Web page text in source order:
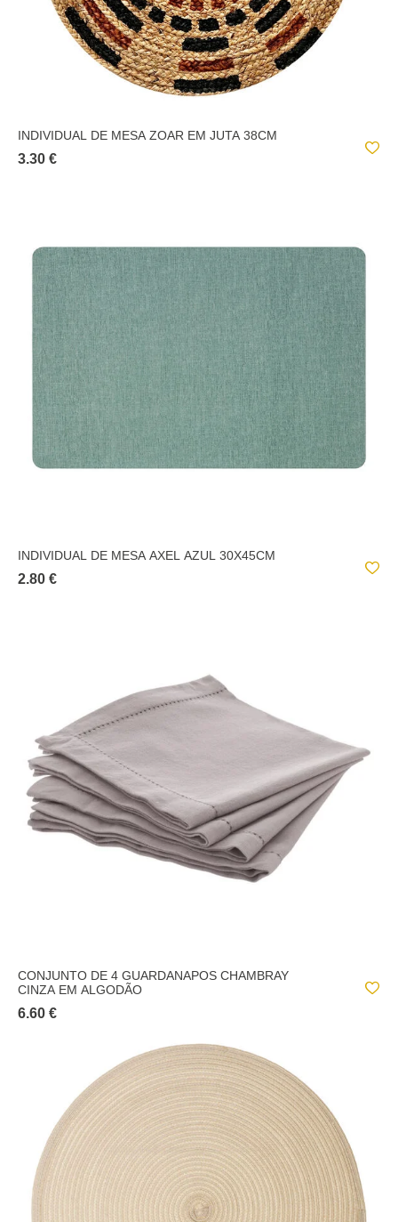
INDIVIDUAL DE MESA ZOAR EM JUTA 38CM
3.30 €
INDIVIDUAL DE MESA AXEL AZUL 30X45CM
2.80 €
CONJUNTO DE 4 GUARDANAPOS CHAMBRAY
CINZA EM ALGODÃO
6.60 €